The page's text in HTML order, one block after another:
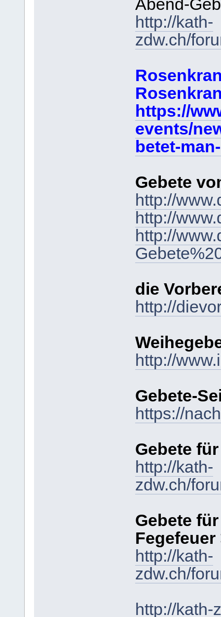
Abend-
http://kath-
zdw.ch/
https://
events/
betet-
Gebete
http://
http://
http://
die
http://
http://
Gebete-
https://
Gebete
http://kath-
zdw.ch/
Gebete
Fegefeuer
http://kath-
zdw.ch/
http://kath-